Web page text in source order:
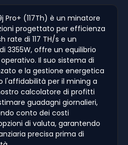
Pro+ (117Th) è un minatore
progettato per efficienza
rate di 117 TH/s e un
3355W, offre un equilibrio
Il suo sistema di
e la gestione energetica
l'affidabilità per il mining a
calcolatore di profitti
guadagni giornalieri,
conto dei costi
di valuta, garantendo
precisa prima di